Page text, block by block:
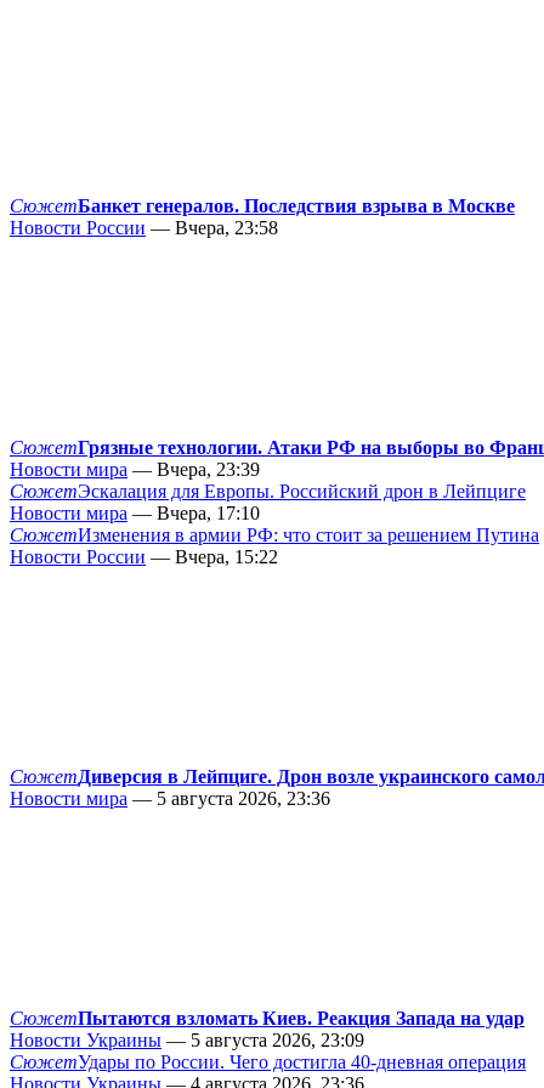
СюжетБанкет генералов. Последствия взрыва в Москве
Новости России — Вчера, 23:58
СюжетГрязные технологии. Атаки РФ на выборы во
Новости мира — Вчера, 23:39
СюжетЭскалация для Европы. Российский дрон в Лейпциге
Новости мира — Вчера, 17:10
СюжетИзменения в армии РФ: что стоит за решением Путина
Новости России — Вчера, 15:22
СюжетДиверсия в Лейпциге. Дрон возле украинского
Новости мира — 5 августа 2026, 23:36
СюжетПытаются взломать Киев. Реакция Запада на удар
Новости Украины — 5 августа 2026, 23:09
СюжетУдары по России. Чего достигла 40-дневная операция